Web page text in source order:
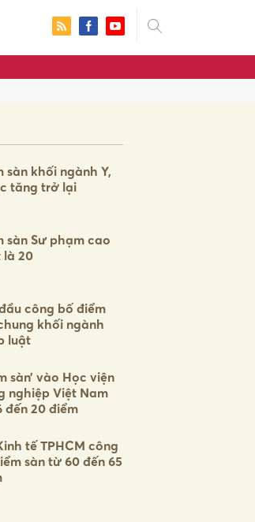
sàn khối ngành Y,
tăng trở lại
sàn Sư phạm cao
là 20
công bố điểm
khối ngành
luật
sàn’ vào Học viện
nghiệp Việt Nam
đến 20 điểm
tế TPHCM công
sàn từ 60 đến 65